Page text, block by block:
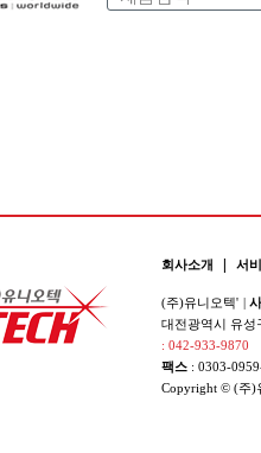
회사소개 | 서
(주)유니오텍'
대전광역시 유성
: 042-933-9870
팩스 : 0303-
Copyright © (주)